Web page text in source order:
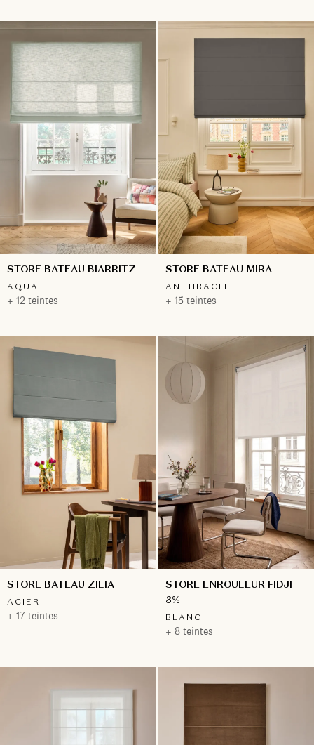
STORE BATEAU BIARRITZ
AQUA
+ 12 teintes
STORE BATEAU MIRA
ANTHRACITE
+ 15 teintes
STORE BATEAU ZILIA
ACIER
+ 17 teintes
STORE ENROULEUR FIDJI
3%
BLANC
+ 8 teintes